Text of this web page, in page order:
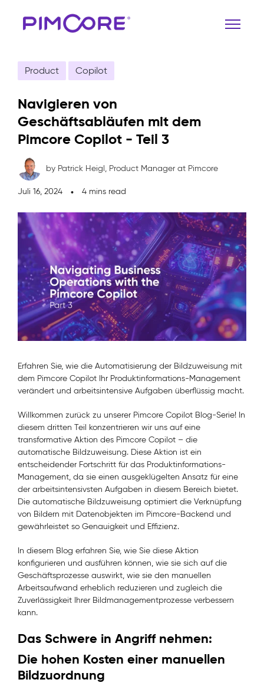
Product Copilot
Navigieren von
Geschäftsabläufen mit dem
Pimcore Copilot - Teil 3
by Patrick Heigl, Product Manager at Pimcore
Juli 16, 2024 4 mins read
Erfahren Sie, wie die Automatisierung der Bildzuweisung mit
dem Pimcore Copilot Ihr Produktinformations-Management
verändert und arbeitsintensive Aufgaben überflüssig macht.
Willkommen zurück zu unserer Pimcore Copilot Blog-Serie! In
diesem dritten Teil konzentrieren wir uns auf eine
transformative Aktion des Pimcore Copilot – die
automatische Bildzuweisung. Diese Aktion ist ein
entscheidender Fortschritt für das Produktinformations-
Management, da sie einen ausgeklügelten Ansatz für eine
der arbeitsintensivsten Aufgaben in diesem Bereich bietet.
Die automatische Bildzuweisung optimiert die Verknüpfung
von Bildern mit Datenobjekten im Pimcore-Backend und
gewährleistet so Genauigkeit und Effizienz.
In diesem Blog erfahren Sie, wie Sie diese Aktion
konfigurieren und ausführen können, wie sie sich auf die
Geschäftsprozesse auswirkt, wie sie den manuellen
Arbeitsaufwand erheblich reduzieren und zugleich die
Zuverlässigkeit Ihrer Bildmanagementprozesse verbessern
kann.
Das Schwere in Angriff nehmen:
Die hohen Kosten einer manuellen
Bildzuordnung